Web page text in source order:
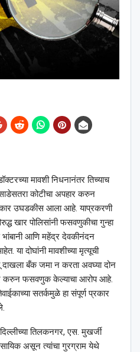
मावशी निधनानंतर तिच्याच
कोटीचा अपहार करुन
उघडकीस आला आहे. याप्रकरणी
खार पोलिसांनी फसवणुकीचा गुन्हा
आणि महेंद्र देवकीनंदन
या दोघांनी मावशीच्या मृत्यूची
दाखला बँक जमा न करता अवघ्या दोन
करुन फसवणुक केल्याचा आरोप आहे.
सतर्कमुळे हा संपूर्ण प्रकार
तिलकनगर, एस. मुखर्जी
असून त्यांचा गुरग्राम येथे